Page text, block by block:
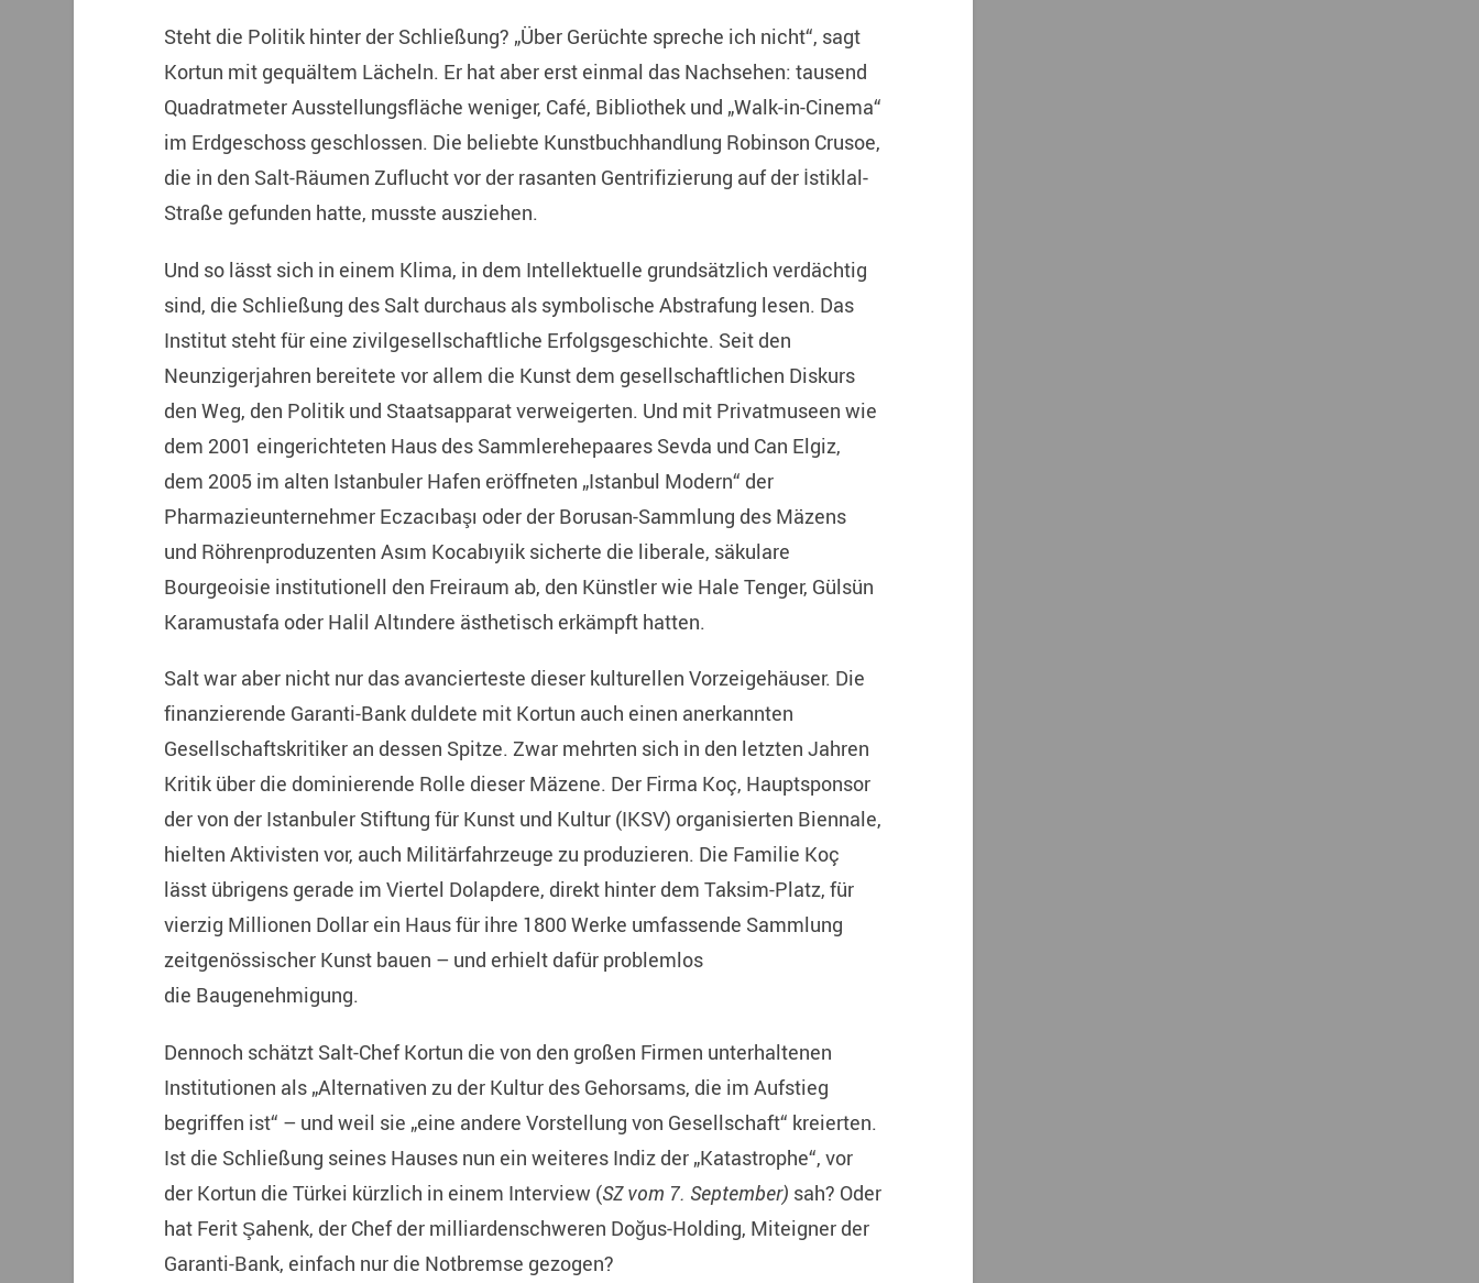
Steht die Politik hinter der Schließung? „Über Gerüchte spreche ich nicht“, sagt
Kortun mit gequältem Lächeln. Er hat aber erst einmal das Nachsehen: tausend
Quadratmeter Ausstellungsfläche weniger, Café, Bibliothek und „Walk-in-Cinema“
im Erdgeschoss geschlossen. Die beliebte Kunstbuchhandlung Robinson Crusoe,
die in den Salt-Räumen Zuflucht vor der rasanten Gentrifizierung auf der İstiklal-
Straße gefunden hatte, musste ausziehen.
Und so lässt sich in einem Klima, in dem Intellektuelle grundsätzlich verdächtig
sind, die Schließung des Salt durchaus als symbolische Abstrafung lesen. Das
Institut steht für eine zivilgesellschaftliche Erfolgsgeschichte. Seit den
Neunzigerjahren bereitete vor allem die Kunst dem gesellschaftlichen Diskurs
den Weg, den Politik und Staatsapparat verweigerten. Und mit Privatmuseen wie
dem 2001 eingerichteten Haus des Sammlerehepaares Sevda und Can Elgiz,
dem 2005 im alten Istanbuler Hafen eröffneten „Istanbul Modern“ der
Pharmazieunternehmer Eczacıbaşı oder der Borusan-Sammlung des Mäzens
und Röhrenproduzenten Asım Kocabıyıik sicherte die liberale, säkulare
Bourgeoisie institutionell den Freiraum ab, den Künstler wie Hale Tenger, Gülsün
Karamustafa oder Halil Altındere ästhetisch erkämpft hatten.
Salt war aber nicht nur das avancierteste dieser kulturellen Vorzeigehäuser. Die
finanzierende Garanti-Bank duldete mit Kortun auch einen anerkannten
Gesellschaftskritiker an dessen Spitze. Zwar mehrten sich in den letzten Jahren
Kritik über die dominierende Rolle dieser Mäzene. Der Firma Koç, Hauptsponsor
der von der Istanbuler Stiftung für Kunst und Kultur (IKSV) organisierten Biennale,
hielten Aktivisten vor, auch Militärfahrzeuge zu produzieren. Die Familie Koç
lässt übrigens gerade im Viertel Dolapdere, direkt hinter dem Taksim-Platz, für
vierzig Millionen Dollar ein Haus für ihre 1800 Werke umfassende Sammlung
zeitgenössischer Kunst bauen – und erhielt dafür problemlos
die Baugenehmigung.
Dennoch schätzt Salt-Chef Kortun die von den großen Firmen unterhaltenen
Institutionen als „Alternativen zu der Kultur des Gehorsams, die im Aufstieg
begriffen ist“ – und weil sie „eine andere Vorstellung von Gesellschaft“ kreierten.
Ist die Schließung seines Hauses nun ein weiteres Indiz der „Katastrophe“, vor
der Kortun die Türkei kürzlich in einem Interview (SZ vom 7. September) sah? Oder
hat Ferit Şahenk, der Chef der milliardenschweren Doğus-Holding, Miteigner der
Garanti-Bank, einfach nur die Notbremse gezogen?